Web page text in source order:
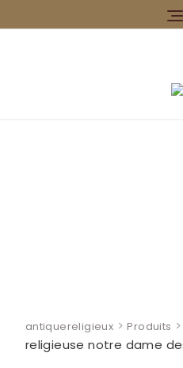
to
antiquereligieux >Produits >
religieuse notre dame